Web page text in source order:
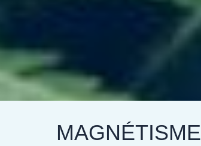
MAGNÉTISME